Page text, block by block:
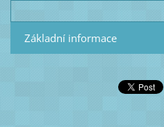
Základní informace